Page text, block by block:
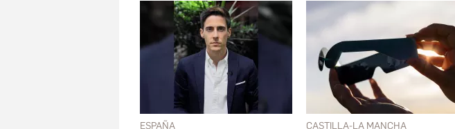
ESPAÑA CASTILLA-LA MANCHA